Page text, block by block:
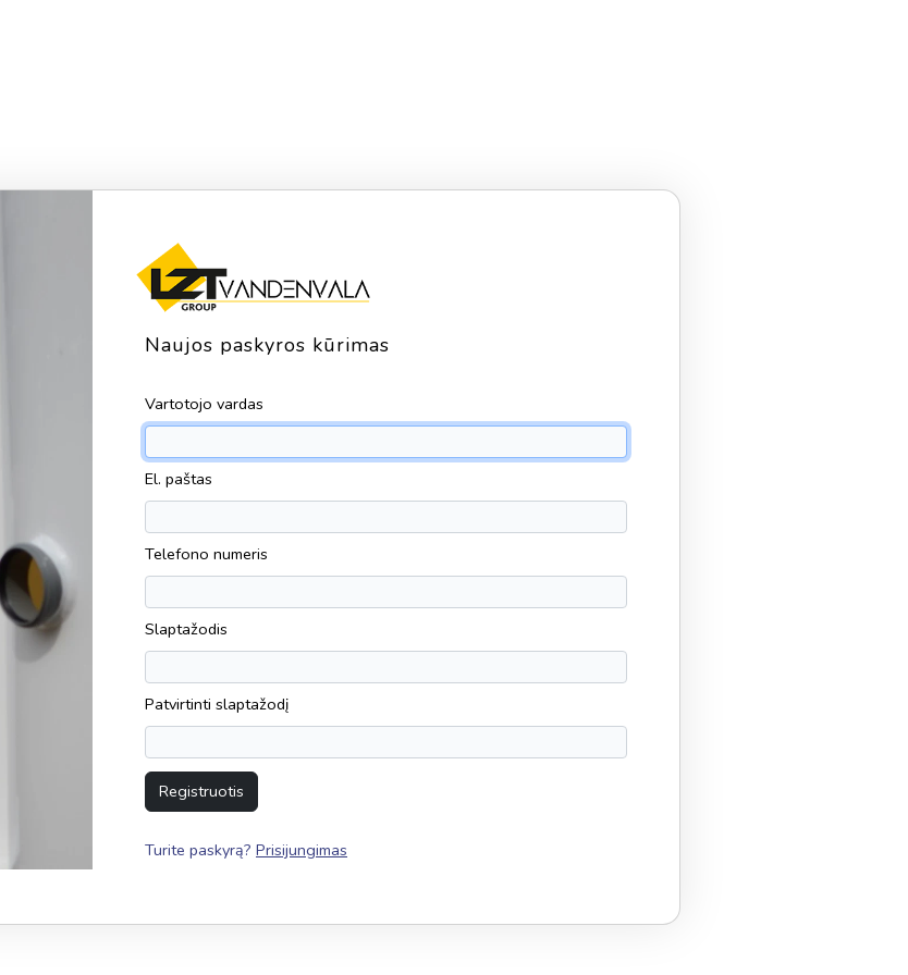
Naujos paskyros kūrimas
Vartotojo vardas
El. paštas
Telefono numeris
Slaptažodis
Patvirtinti slaptažodį
Registruotis
Turite paskyrą? Prisijungimas